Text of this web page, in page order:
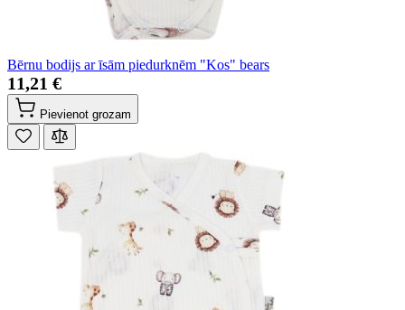
Bērnu bodijs ar īsām piedurknēm "Kos" bears
11,21 €
Pievienot grozam